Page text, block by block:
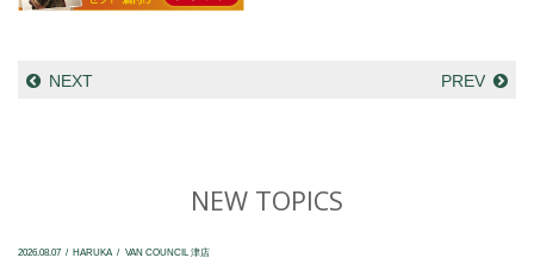
NEXT PREV
NEW TOPICS
2026.08.07 HARUKA VAN COUNCIL 津店